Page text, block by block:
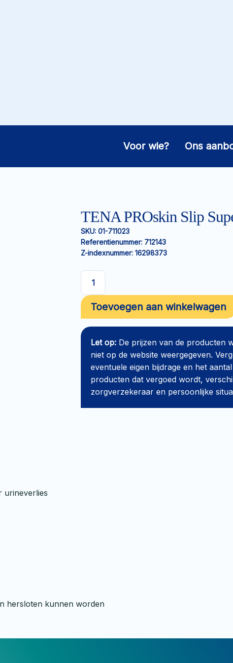
Voor wie? Ons
TENA PROskin Slip
SKU: 01-711023
Referentienummer: 712143
Z-indexnummer: 16298373
TENA
PROskin
Slip
Super
XL
aantal
Toevoegen aan winkelwagen
Let op: De prijzen van de producten
niet op de website weergegeven.
eventuele eigen bijdrage en het aantal
producten dat vergoed wordt,
zorgverzekeraar en persoonlijke
urineverlies
hersloten kunnen worden